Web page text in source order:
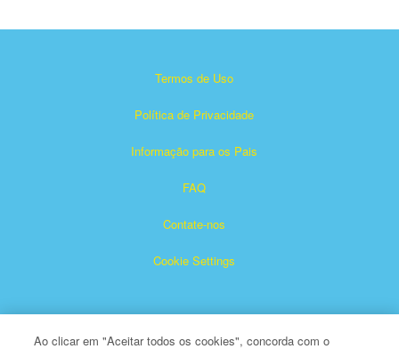
Termos de Uso
Política de Privacidade
Informação para os Pais
FAQ
Contate-nos
Cookie Settings
Ao clicar em "Aceitar todos os cookies", concorda com o